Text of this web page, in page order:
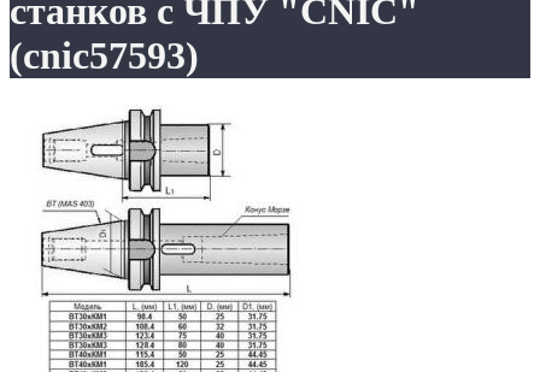
станков с ЧПУ "CNIC"
(cnic57593)